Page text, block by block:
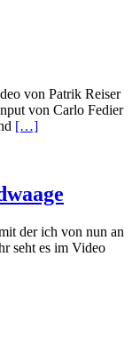
von Patrik Reiser
von Carlo Fedier
[…]
der ich von nun an
seht es im Video